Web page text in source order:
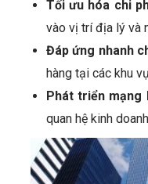
Tối ưu hóa chi
vào vị trí địa lý và
Đáp ứng nhanh
hàng tại các khu
Phát triển mạng
quan hệ kinh